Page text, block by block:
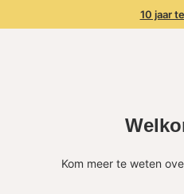
10 jaar
Kom meer te weten